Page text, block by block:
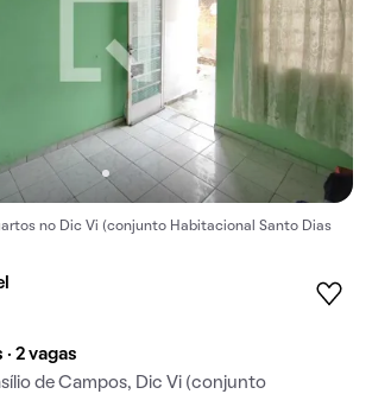
no Dic Vi (conjunto Habitacional Santo Dias
· 2 vagas
de Campos, Dic Vi (conjunto